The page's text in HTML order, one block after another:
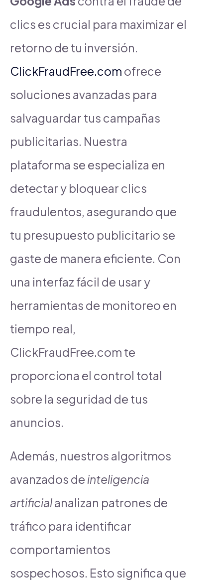
clics es crucial para maximizar el
retorno de tu inversión.
ClickFraudFree.com ofrece
soluciones avanzadas para
salvaguardar tus campañas
publicitarias. Nuestra
plataforma se especializa en
detectar y bloquear clics
fraudulentos, asegurando que
tu presupuesto publicitario se
gaste de manera eficiente. Con
una interfaz fácil de usar y
herramientas de monitoreo en
tiempo real,
ClickFraudFree.com te
proporciona el control total
sobre la seguridad de tus
anuncios.
Además, nuestros algoritmos
avanzados de inteligencia
artificialanalizan patrones de
tráfico para identificar
comportamientos
sospechosos. Esto significa que